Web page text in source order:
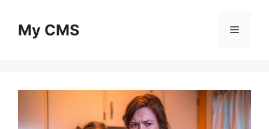
contentMy CMS Menu